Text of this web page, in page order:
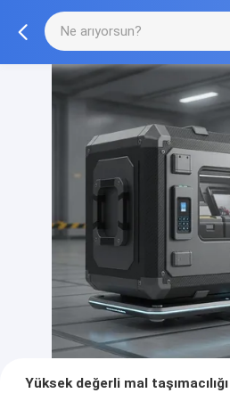
Yüksek değerli mal